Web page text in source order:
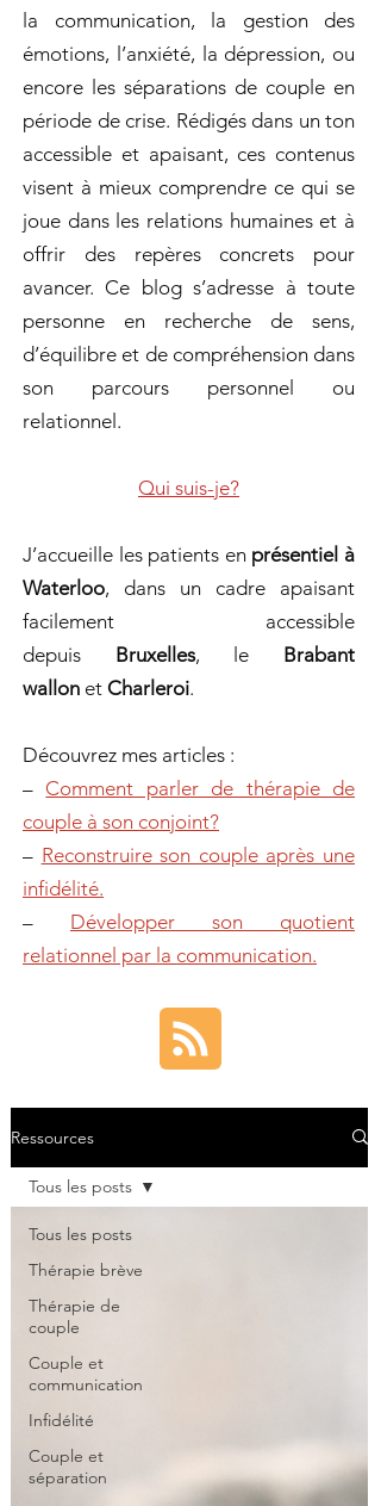
la communication, la gestion des
émotions, l’anxiété, la dépression, ou
encore les séparations de couple en
période de crise. Rédigés dans un ton
accessible et apaisant, ces contenus
visent à mieux comprendre ce qui se
joue dans les relations humaines et à
offrir des repères concrets pour
avancer. Ce blog s’adresse à toute
personne en recherche de sens,
d’équilibre et de compréhension dans
son parcours personnel ou
relationnel.
Qui suis-je?
J’accueille les patients en présentiel à
Waterloo, dans un cadre apaisant
facilement accessible
depuis Bruxelles, le Brabant
wallon et Charleroi.
Découvrez mes articles :
– Comment parler de thérapie de
couple à son conjoint?
– Reconstruire son couple après une
infidélité.
– Développer son quotient
relationnel par la communication.
Ressources
Tous les posts
Thérapie brève
Thérapie de
couple
Couple et
communication
Infidélité
Couple et
séparation
Tous les posts